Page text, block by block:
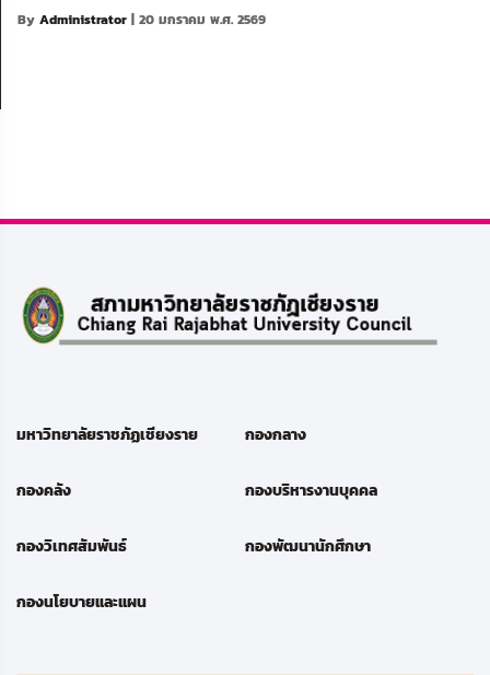
By Administrator | 20 มกราคม พ.ศ. 2569
มหาวิทยาลัยราชภัฏเชียงราย กองกลาง
กองคลัง กองบริหารงานบุคคล
กองวิเทศสัมพันธ์ กองพัฒนานักศึกษา
กองนโยบายและแผน